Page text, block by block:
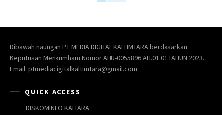
Dibawah naungan PT MEDIA DIGITAL KALTIMTARA berdasarkan
Keputusan Menkumham Nomor AHU-0055896.AH.01.01.TAHUN 2023.
Email: ptmediadigitalkaltimtara@gmail.com
QUICK ACCESS
DISKOMINFO KALTARA